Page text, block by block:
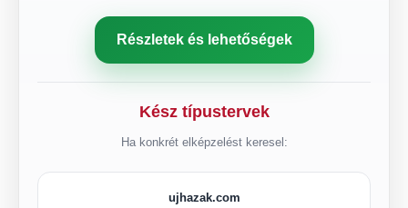
Részletek és lehetőségek
Kész típustervek
Ha konkrét elképzelést keresel:
ujhazak.com